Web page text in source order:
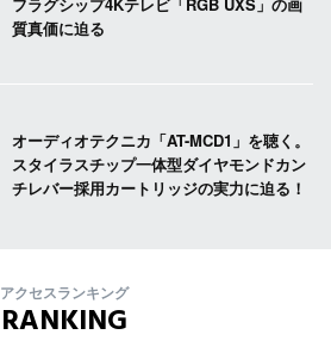
質真価に迫る
オーディオテクニカ「AT-MCD1」を聴く。
スタイラスチップ一体型ダイヤモンドカン
チレバー採用カートリッジの実力に迫る！
アクセスランキング
RANKING